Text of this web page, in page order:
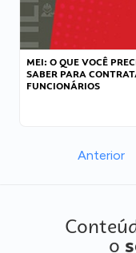
MEI: O QUE VOCÊ
SABER PARA
FUNCIONÁRIOS
Anterior
o